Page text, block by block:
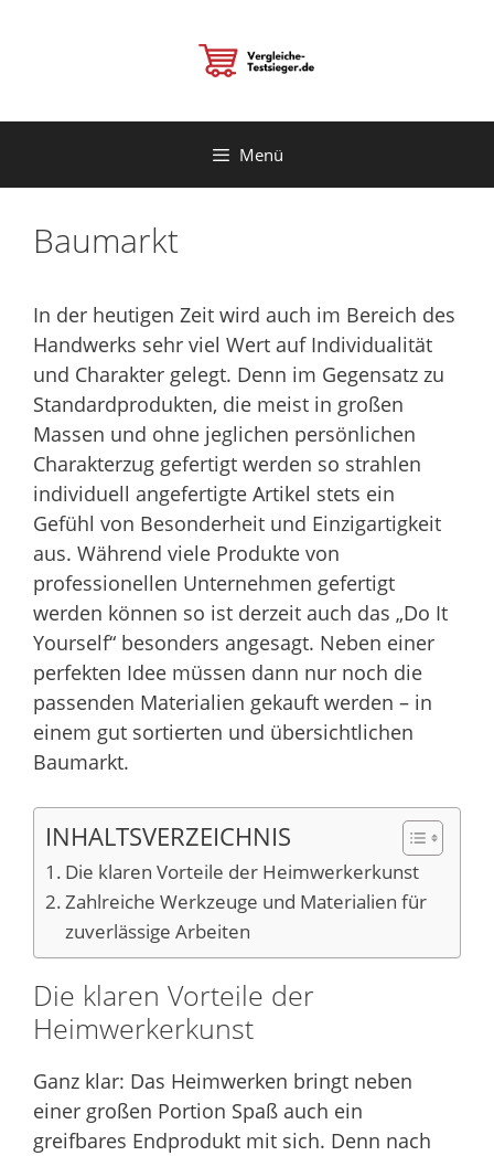
Menü
Baumarkt
In der heutigen Zeit wird auch im Bereich des
Handwerks sehr viel Wert auf Individualität
und Charakter gelegt. Denn im Gegensatz zu
Standardprodukten, die meist in großen
Massen und ohne jeglichen persönlichen
Charakterzug gefertigt werden so strahlen
individuell angefertigte Artikel stets ein
Gefühl von Besonderheit und Einzigartigkeit
aus. Während viele Produkte von
professionellen Unternehmen gefertigt
werden können so ist derzeit auch das „Do It
Yourself“ besonders angesagt. Neben einer
perfekten Idee müssen dann nur noch die
passenden Materialien gekauft werden – in
einem gut sortierten und übersichtlichen
Baumarkt.
INHALTSVERZEICHNIS
Die klaren Vorteile der Heimwerkerkunst
Zahlreiche Werkzeuge und Materialien für
zuverlässige Arbeiten
Die klaren Vorteile der
Heimwerkerkunst
Ganz klar: Das Heimwerken bringt neben
einer großen Portion Spaß auch ein
greifbares Endprodukt mit sich. Denn nach